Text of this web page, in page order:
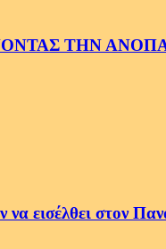
ΤΗΝ
εισέλθει στον